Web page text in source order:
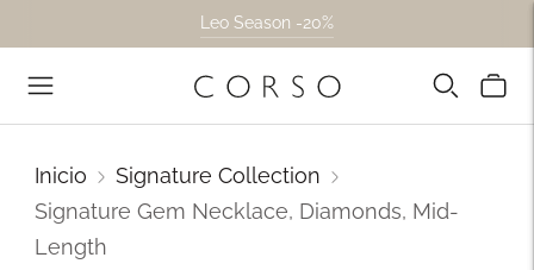
Leo Season -20%
Inicio
Signature Collection
Signature Gem Necklace, Diamonds, Mid-
Length